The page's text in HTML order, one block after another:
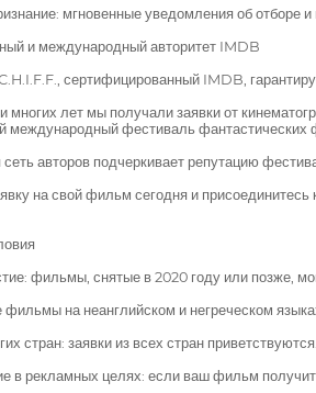
мгновенные уведомления об отборе
и международный авторитет IMDB
сертифицированный IMDB,
многих лет мы получали заявки от
международный фестиваль фантастических
авторов подчеркивает репутацию
на свой фильм сегодня и
фильмы, снятые в 2020 году или позже,
фильмы на неанглийском и негреческом
стран: заявки из всех стран приветствуются.
в рекламных целях: если ваш фильм